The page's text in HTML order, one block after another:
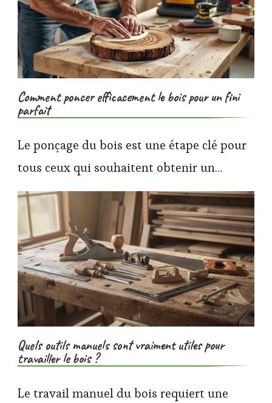
Comment poncer efficacement le bois pour un fini
parfait
Le ponçage du bois est une étape clé pour
tous ceux qui souhaitent obtenir un…
Quels outils manuels sont vraiment utiles pour
travailler le bois ?
Le travail manuel du bois requiert une